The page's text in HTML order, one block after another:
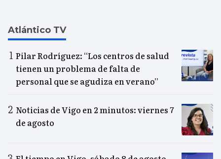
Atlántico TV
Pilar Rodríguez: “Los centros de salud
tienen un problema de falta de
personal que se agudiza en verano”
Noticias de Vigo en 2 minutos: viernes 7
de agosto